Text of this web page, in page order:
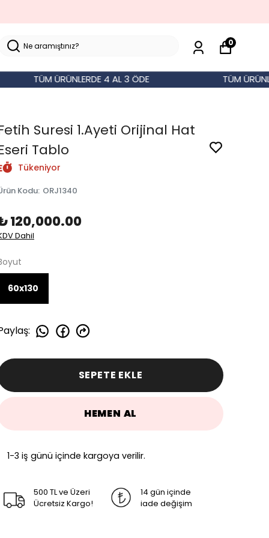
0
TÜM ÜRÜNLERDE 4 AL 3 ÖDE TÜM
Suresi 1.Ayeti Orijinal Hat
Tablo
Tükeniyor
Kodu: ORJ1340
120,000.00
Dahil
60x130
:
SEPETE EKLE
HEMEN AL
1-3 iş günü içinde kargoya verilir.
500 TL ve Üzeri
Ücretsiz Kargo!
14 gün içinde
iade değişim